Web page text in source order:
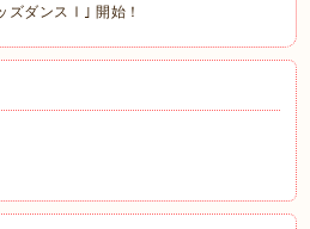
ズダンスⅠ｣ 開始！